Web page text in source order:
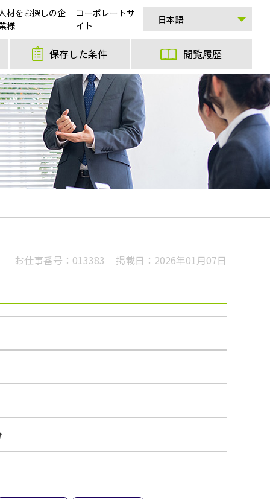
材をお探しの企
様
コーポレートサ
イト
保存した条件 閲覧履歴
お仕事番号： 013383 掲載日： 2026年01月07日